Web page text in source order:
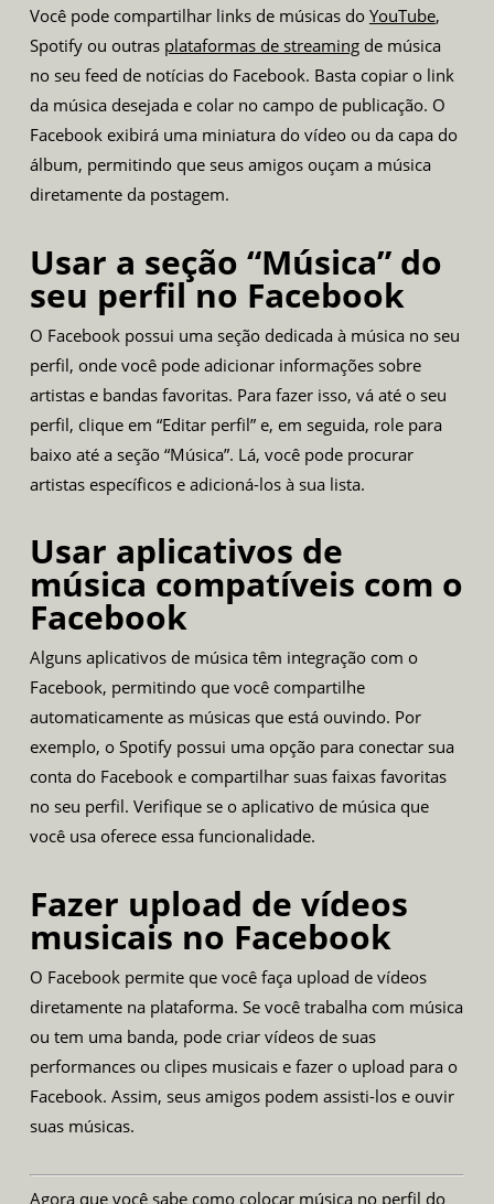
Você pode compartilhar links de músicas do YouTube,
Spotify ou outras plataformas de streamingde música
no seu feed de notícias do Facebook. Basta copiar o link
da música desejada e colar no campo de publicação. O
Facebook exibirá uma miniatura do vídeo ou da capa do
álbum, permitindo que seus amigos ouçam a música
diretamente da postagem.
Usar a seção “Música” do
seu perfil no Facebook
O Facebook possui uma seção dedicada à música no seu
perfil, onde você pode adicionar informações sobre
artistas e bandas favoritas. Para fazer isso, vá até o seu
perfil, clique em “Editar perfil” e, em seguida, role para
baixo até a seção “Música”. Lá, você pode procurar
artistas específicos e adicioná-los à sua lista.
Usar aplicativos de
música compatíveis com o
Facebook
Alguns aplicativos de música têm integração com o
Facebook, permitindo que você compartilhe
automaticamente as músicas que está ouvindo. Por
exemplo, o Spotify possui uma opção para conectar sua
conta do Facebook e compartilhar suas faixas favoritas
no seu perfil. Verifique se o aplicativo de música que
você usa oferece essa funcionalidade.
Fazer upload de vídeos
musicais no Facebook
O Facebook permite que você faça upload de vídeos
diretamente na plataforma. Se você trabalha com música
ou tem uma banda, pode criar vídeos de suas
performances ou clipes musicais e fazer o upload para o
Facebook. Assim, seus amigos podem assisti-los e ouvir
suas músicas.
Agora que você sabe como colocar música no perfil do